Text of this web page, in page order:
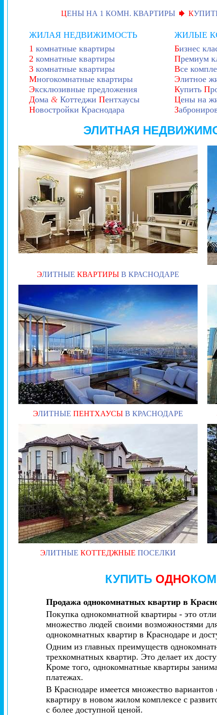
ЦЕНЫ НА 1 КОМН. КВАРТИРЫ К
ЖИЛАЯ НЕДВИЖИМОСТЬ
1 комнатные квартиры
2 комнатные квартиры
3комнатные квартиры
Многокомнатные квартиры
Эксклюзивные предложения
Дома &Коттеджи Пентхаусы
Новостройки Краснодара
ЖИЛЫЕ
Бизнес
Премиум
Все
Элитное
Купить П
Цены на
З
ЭЛИТНАЯ
ЭЛИТНЫЕ КВАРТИРЫ В КРАСНОДАРЕ
ЭЛИТНЫЕ ПЕНТХАУСЫ В КРАСНОДАРЕ
ЭЛИТНЫЕ КОТТЕДЖНЫЕ ПОСЕЛКИ
КУПИТЬ ОДНО
Продажа однокомнатных квартир в
Покупка однокомнатной квартиры - это
множество людей своими возможностями
однокомнатных квартир в Краснодаре и
Одним из главных преимуществ
трехкомнатных квартир. Это делает их
Кроме того, однокомнатные квартиры
платежах.
В Краснодаре имеется множество
квартиру в новом жилом комплексе с
с более доступной ценой.